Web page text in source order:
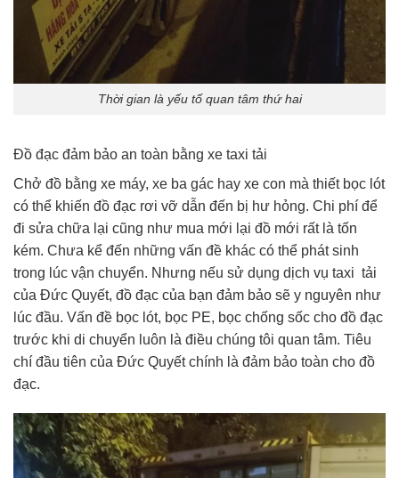
Thời gian là yếu tố quan tâm thứ hai
Đồ đạc đảm bảo an toàn bằng xe taxi tải
Chở đồ bằng xe máy, xe ba gác hay xe con mà thiết bọc lót
có thể khiến đồ đạc rơi vỡ dẫn đến bị hư hỏng. Chi phí để
đi sửa chữa lại cũng như mua mới lại đồ mới rất là tốn
kém. Chưa kể đến những vấn đề khác có thể phát sinh
trong lúc vận chuyển. Nhưng nếu sử dụng dịch vụ taxi tải
của Đức Quyết, đồ đạc của bạn đảm bảo sẽ y nguyên như
lúc đầu. Vấn đề bọc lót, bọc PE, bọc chống sốc cho đồ đạc
trước khi di chuyển luôn là điều chúng tôi quan tâm. Tiêu
chí đầu tiên của Đức Quyết chính là đảm bảo toàn cho đồ
đạc.